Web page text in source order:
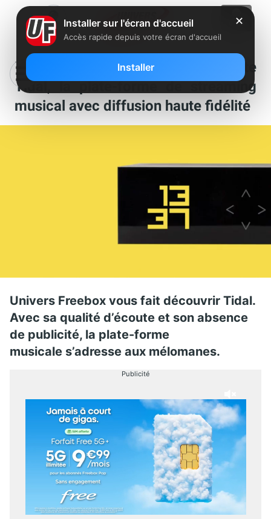
Freebox Pop et mini 4K : on teste
Tidal, la plate-forme de streaming
musical avec diffusion haute fidélité
Univers Freebox vous fait découvrir Tidal.
Avec sa qualité d’écoute et son absence
de publicité, la plate-forme
musicale s’adresse aux mélomanes.
Publicité
✕
Installer sur l'écran d'accueil
Accès rapide depuis votre écran d'accueil
Installer